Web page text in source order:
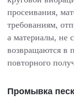
просеивания,
требованиям,
а материалы, не
возвращаются в
повторного
Промывка